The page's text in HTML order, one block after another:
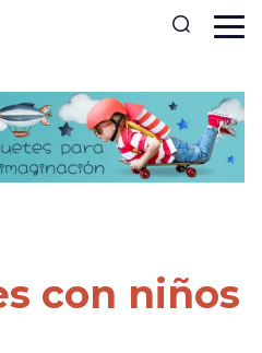
con niños